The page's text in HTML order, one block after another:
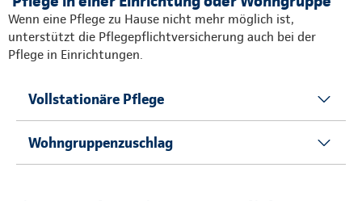
Wenn eine Pflege zu Hause nicht mehr möglich ist,
unterstützt die Pflegepflichtversicherung auch bei der
Pflege in Einrichtungen.
Vollstationäre Pflege
Wohngruppenzuschlag